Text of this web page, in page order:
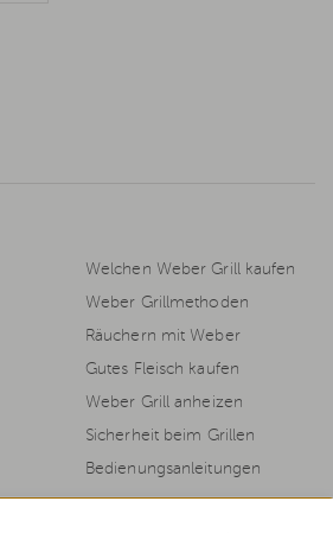
Welchen Weber Grill kaufen
Weber Grillmethoden
Räuchern mit Weber
Gutes Fleisch kaufen
Weber Grill anheizen
Sicherheit beim Grillen
Bedienungsanleitungen